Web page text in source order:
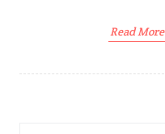
Read More